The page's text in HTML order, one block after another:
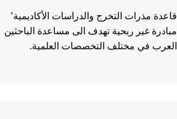
قاعدة مذرات التخرج والدراسات الأكاديمية٬
مبادرة غير ربحية تهدف الى مساعدة الباحثين
العرب في مختلف التخصصات العلمية.